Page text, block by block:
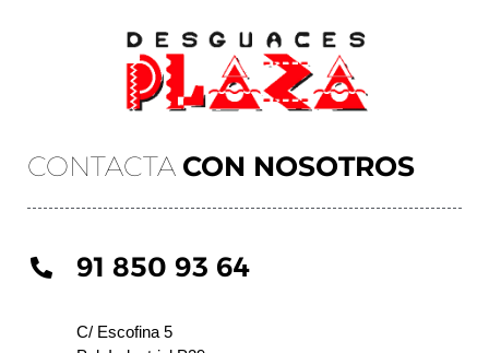
CONTACTA CON NOSOTROS
91 850 93 64
C/ Escofina 5